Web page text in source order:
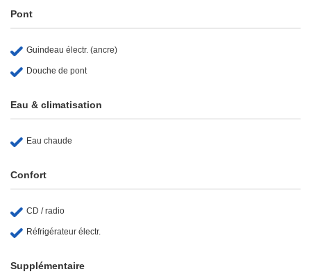
Pont
Guindeau électr. (ancre)
Douche de pont
Eau & climatisation
Eau chaude
Confort
CD / radio
Réfrigérateur électr.
Supplémentaire